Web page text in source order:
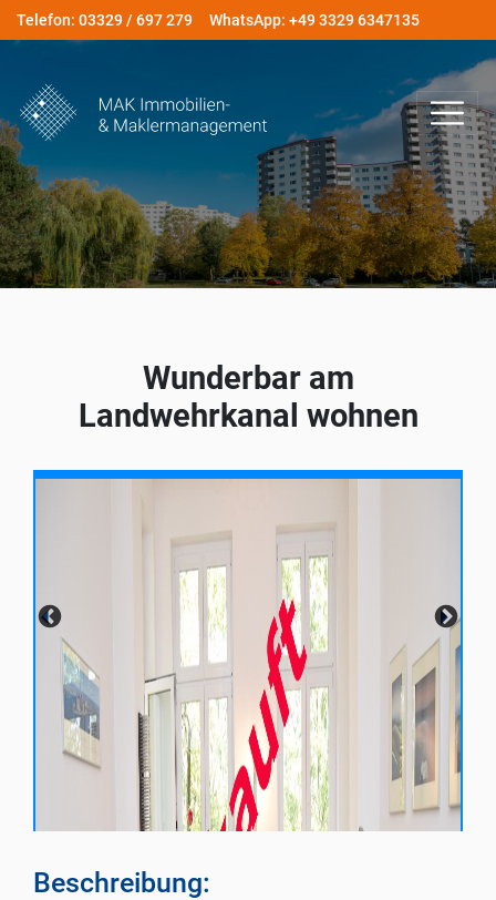
Telefon: 03329 / 697 279 WhatsApp: +49 3329 6347135
Wunderbar am
Landwehrkanal wohnen
Beschreibung: